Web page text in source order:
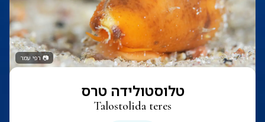
📷 רפי עמר
טלוסטולידה טרס
Talostolida teres